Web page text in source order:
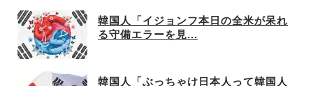
韓国人「イジョンフ本日の全米が呆れ
る守備エラーを見...
韓国人「ぶっちゃけ日本人って韓国人